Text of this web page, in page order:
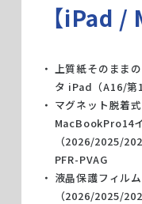
【iPad /
上質紙そのまま
タ iPad（A16/第
マグネット脱着
MacBookPro14
（2026/2025/
PFR-PVAG
液晶保護フィル
（2026/2025/